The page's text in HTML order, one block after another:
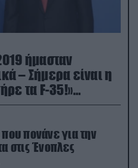
ήμασταν
– Σήμερα είναι η
τα F-35!»
πονάνε για την
στις Ένοπλες